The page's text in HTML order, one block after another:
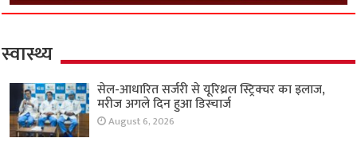
स्वास्थ्य
सेल-आधारित सर्जरी से यूरिथ्रल स्ट्रिक्चर का इलाज,
मरीज अगले दिन हुआ डिस्चार्ज
August 6, 2026